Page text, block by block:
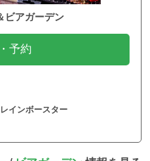
ビアガーデン
予約
インボースター